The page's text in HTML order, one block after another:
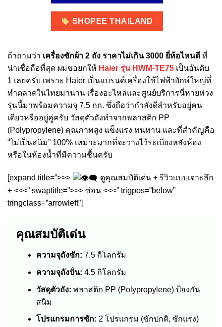
SHOPEE THAILAND
ถ้าถามว่า เครื่องซักผ้า 2 ถัง ราคาไม่เกิน 3000 ยี่ห้อไหนดี ที่
น่าเชื่อถือที่สุด ผมขอยกให้ Haier รุ่น HWM-TE75 เป็นอันดับ
1 เลยครับ เพราะ Haier เป็นแบรนด์เครื่องใช้ไฟฟ้ายักษ์ใหญ่ที่
ทำตลาดในไทยมานาน เรื่องอะไหล่และศูนย์บริการนี่หายห่วง
รุ่นนี้มาพร้อมความจุ 7.5 กก. ซึ่งถือว่ากำลังดีสำหรับอยู่คน
เดียวหรืออยู่คู่ครับ วัสดุตัวถังทำจากพลาสติก PP
(Polypropylene) คุณภาพสูง แข็งแรง ทนทาน และที่สำคัญคือ
“ไม่เป็นสนิม” 100% เหมาะมากที่จะวางไว้ระเบียงหลังห้อง
หรือในห้องน้ำที่มีความชื้นครับ
[expand title=”>>>
ดูคุณสมบัติเด่น + รีวิวแบบเจาะลึก
+ <<<” swaptitle=”>>> ซ่อน <<<” trigpos=”below”
tringclass=”arrowleft”]
คุณสมบัติเด่น
ความจุถังซัก: 7.5 กิโลกรัม
ความจุถังปั่น: 4.5 กิโลกรัม
วัสดุตัวถัง: พลาสติก PP (Polypropylene) ป้องกัน
สนิม
โปรแกรมการซัก: 2 โปรแกรม (ซักปกติ, ซักแรง)